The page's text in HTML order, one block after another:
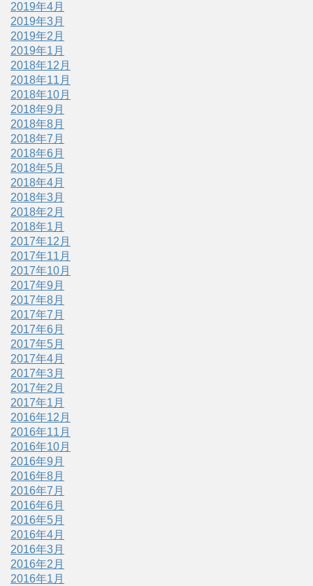
2019年4月
2019年3月
2019年2月
2019年1月
2018年12月
2018年11月
2018年10月
2018年9月
2018年8月
2018年7月
2018年6月
2018年5月
2018年4月
2018年3月
2018年2月
2018年1月
2017年12月
2017年11月
2017年10月
2017年9月
2017年8月
2017年7月
2017年6月
2017年5月
2017年4月
2017年3月
2017年2月
2017年1月
2016年12月
2016年11月
2016年10月
2016年9月
2016年8月
2016年7月
2016年6月
2016年5月
2016年4月
2016年3月
2016年2月
2016年1月